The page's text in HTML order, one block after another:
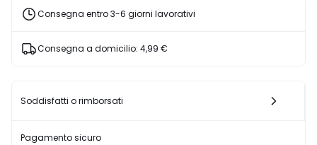
sconto
applicato.
Consegna entro 3-6 giorni lavorativi
Consegna a domicilio: 4,99 €
Soddisfatti o rimborsati
Pagamento sicuro